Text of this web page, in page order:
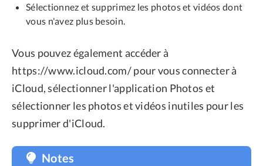
Sélectionnez et supprimez les photos et vidéos dont
vous n'avez plus besoin.
Vous pouvez également accéder à
https://www.icloud.com/ pour vous connecter à
iCloud, sélectionner l'application Photos et
sélectionner les photos et vidéos inutiles pour les
supprimer d'iCloud.
Notes